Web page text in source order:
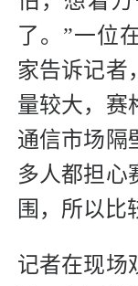
了。”一位
家告诉记者
量较大，赛
通信市场隔
多人都担心
围，所以比
记者在现场